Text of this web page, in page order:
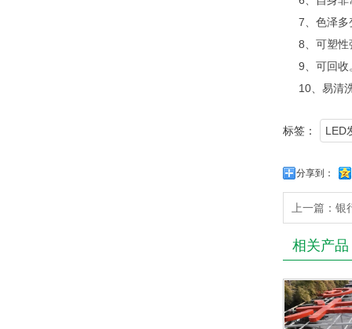
7、色泽多
8、可塑性
9、可回收
10、易清
标签： LED
分享到：
上一篇： 银
相关产品